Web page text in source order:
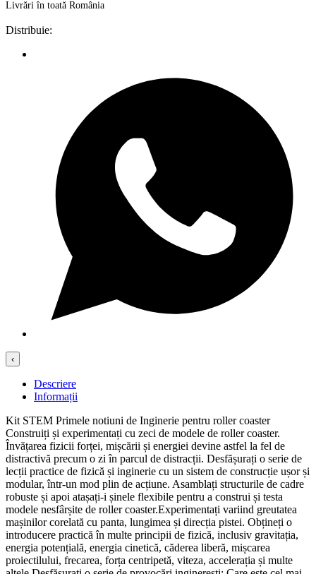
Livrări în toată România
Distribuie:
‹
Descriere
Informații
Kit STEM Primele notiuni de Inginerie pentru roller coaster
Construiți și experimentați cu zeci de modele de roller coaster.
Învățarea fizicii forței, mișcării și energiei devine astfel la fel de
distractivă precum o zi în parcul de distracții. Desfășurați o serie de
lecții practice de fizică și inginerie cu un sistem de construcție ușor și
modular, într-un mod plin de acțiune. Asamblați structurile de cadre
robuste și apoi atașați-i șinele flexibile pentru a construi și testa
modele nesfârșite de roller coaster.Experimentați variind greutatea
mașinilor corelată cu panta, lungimea și direcția pistei. Obțineți o
introducere practică în multe principii de fizică, inclusiv gravitația,
energia potențială, energia cinetică, căderea liberă, mișcarea
proiectilului, frecarea, forța centripetă, viteza, accelerația și multe